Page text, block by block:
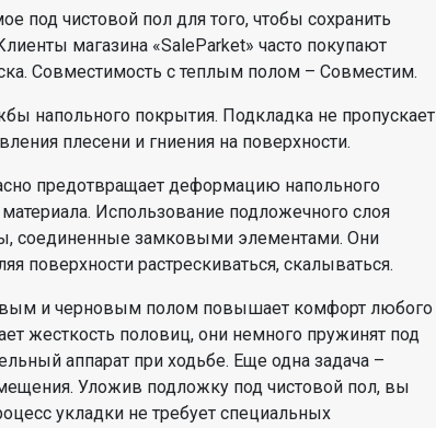
под чистовой пол для того, чтобы сохранить
магазина «SaleParket» часто покупают
Совместимость с теплым полом – Совместим.
напольного покрытия. Подкладка не пропускает
плесени и гниения на поверхности.
предотвращает деформацию напольного
Использование подложечного слоя
соединенные замковыми элементами. Они
поверхности растрескиваться, скалываться.
и черновым полом повышает комфорт любого
жесткость половиц, они немного пружинят под
аппарат при ходьбе. Еще одна задача –
Уложив подложку под чистовой пол, вы
укладки не требует специальных